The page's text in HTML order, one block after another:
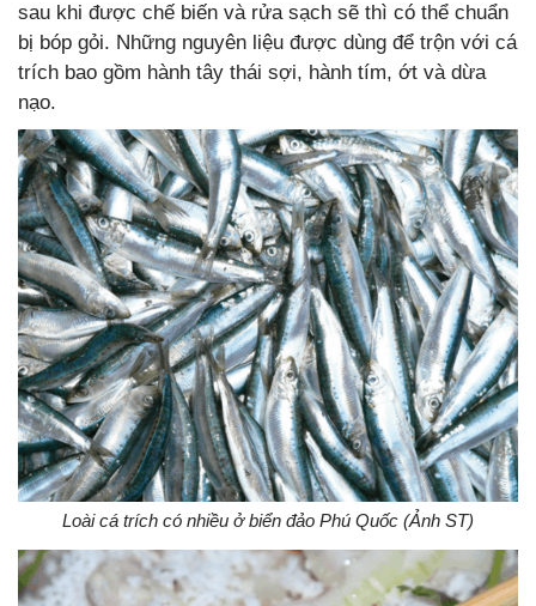
sau khi được chế biến và rửa sạch sẽ thì có thể chuẩn
bị bóp gỏi. Những nguyên liệu được dùng để trộn với cá
trích bao gồm hành tây thái sợi, hành tím, ớt và dừa
nạo.
Loài cá trích có nhiều ở biển đảo Phú Quốc (Ảnh ST)